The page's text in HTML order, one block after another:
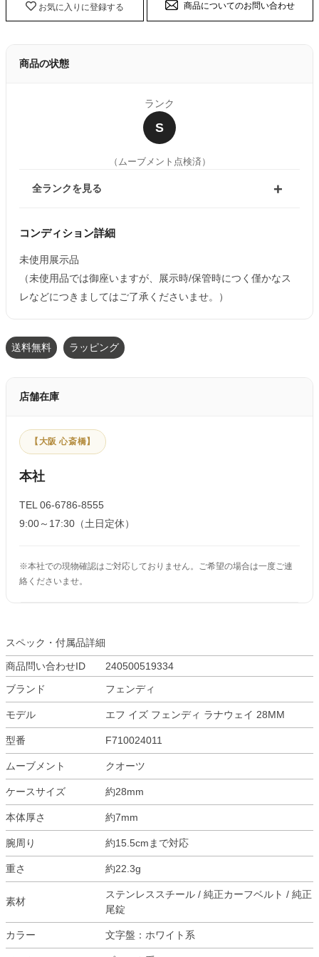
お気に入りに登録する 商品についてのお問い合わせ
商品の状態
ランク
S
（ムーブメント点検済）
全ランクを見る
コンディション詳細
未使用展示品
（未使用品では御座いますが、展示時/保管時につく僅かなス
レなどにつきましてはご了承くださいませ。）
送料無料 ラッピング
店舗在庫
【大阪 心斎橋】
本社
TEL 06-6786-8555
9:00～17:30（土日定休）
※本社での現物確認はご対応しておりません。ご希望の場合は一度ご連
絡くださいませ。
スペック・付属品詳細
商品問い合わせID
240500519334
ブランド
フェンディ
モデル エフ イズ フェンディ ラナウェイ 28MM
型番 F710024011
ムーブメント クオーツ
ケースサイズ 約28mm
本体厚さ 約7mm
腕周り 約15.5cmまで対応
重さ 約22.3g
素材
ステンレススチール / 純正カーフベルト / 純正
尾錠
カラー 文字盤：ホワイト系